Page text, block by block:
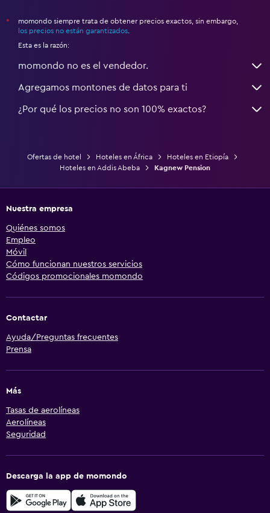
*
momondo siempre trata de obtener precios exactos, sin embargo,
los precios no están garantizados
Esta es la razón:
momondo no es el vendedor.
Agregamos montones de datos para ti
¿Por qué los precios no son 100% exactos?
Ofertas de hotel Hoteles en África
Hoteles en Etiopía
Hoteles en Addis Abeba
Kagnew Pension
Nuestra empresa
Quiénes somos
Empleo
Móvil
Cómo funcionan nuestros servicios
Códigos promocionales momondo
Contactar
Ayuda/Preguntas frecuentes
Prensa
Más
Tasas de aerolíneas
Aerolíneas
Seguridad
Descarga la app de momondo